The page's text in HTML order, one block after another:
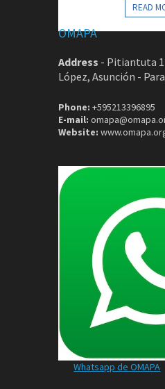
READ
OMAPA
Address - Pitiantuta
López, Asunción -
Phone: +595213396895
E-mail:
Website:
Whatsapp de OMAPA